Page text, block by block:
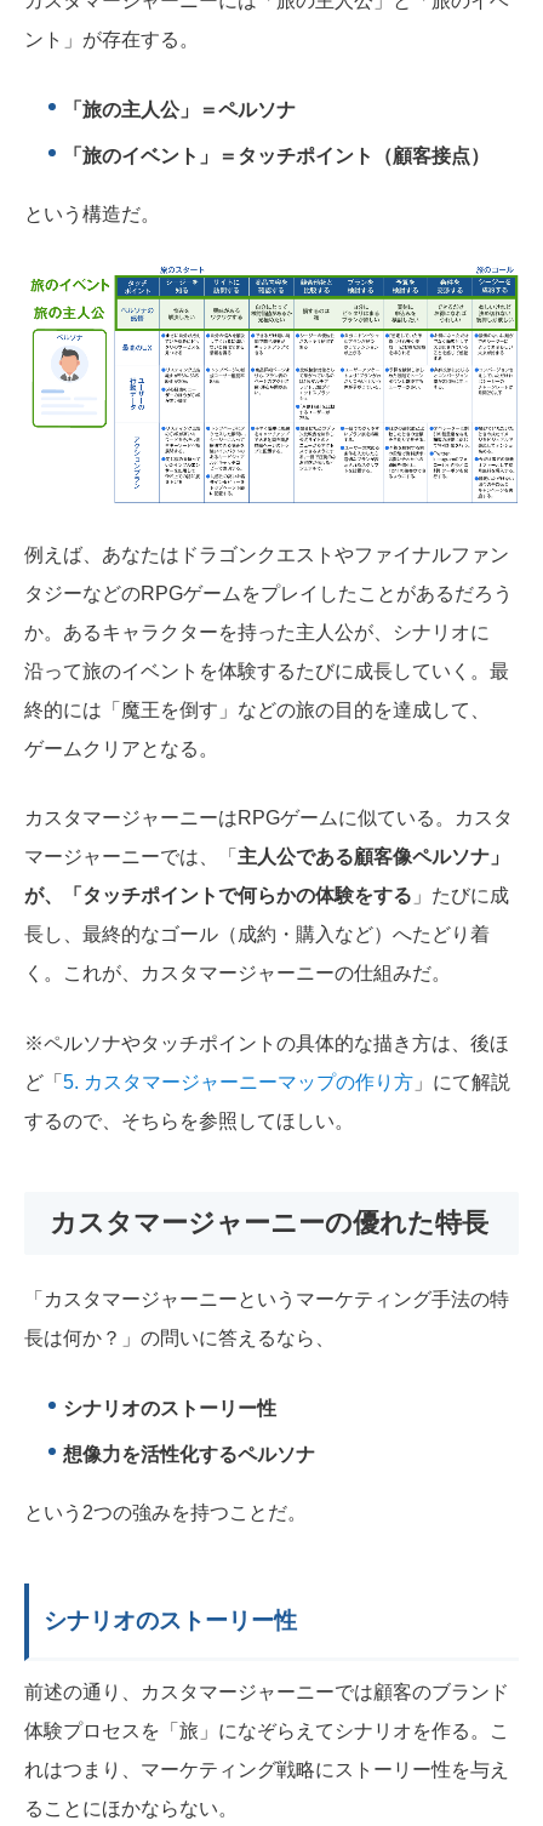
ント」が存在する。
「旅の主人公」＝ペルソナ
「旅のイベント」＝タッチポイント（顧客接点）
という構造だ。
例えば、あなたはドラゴンクエストやファイナルファン
タジーなどのRPGゲームをプレイしたことがあるだろう
か。あるキャラクターを持った主人公が、シナリオに
沿って旅のイベントを体験するたびに成長していく。最
終的には「魔王を倒す」などの旅の目的を達成して、
ゲームクリアとなる。
カスタマージャーニーはRPGゲームに似ている。カスタ
マージャーニーでは、
「 主人公である顧客像ペルソナ」
が、
「タッチポイントで何らかの体験をする 」 たびに成
長し、最終的なゴール（成約・購入など）へたどり着
く。これが、カスタマージャーニーの仕組みだ。
※ペルソナやタッチポイントの具体的な描き方は、後ほ
ど「 5. カスタマージャーニーマップの作り方 」にて解説
するので、そちらを参照してほしい。
カスタマージャーニーの優れた特長
「カスタマージャーニーというマーケティング手法の特
長は何か？」の問いに答えるなら、
シナリオのストーリー性
想像力を活性化するペルソナ
という2つの強みを持つことだ。
シナリオのストーリー性
前述の通り、カスタマージャーニーでは顧客のブランド
体験プロセスを「旅」になぞらえてシナリオを作る。こ
れはつまり、 マーケティング戦略にストーリー性を与え
る ことにほかならない。